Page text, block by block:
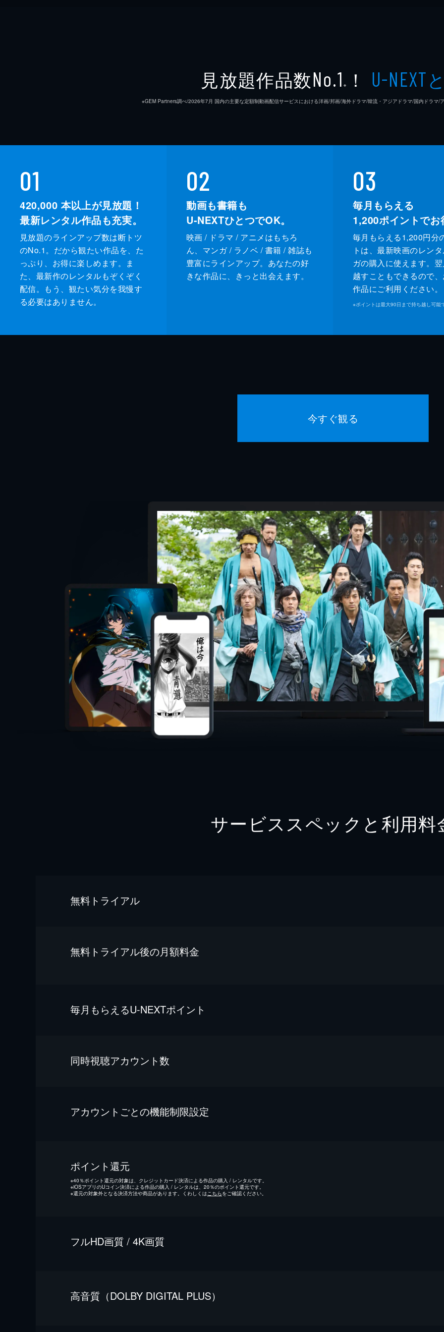
見放題作品数No.1 ※ ！ U-NEXT
※GEM Partners調べ/2026年7⽉ 国内の主要な定額制動画配信サービスにおける洋画/邦画/海外ドラマ/韓流・アジアドラマ/国内ドラマ/
01
420,000 本以上が見放題！
最新レンタル作品も充実。
見放題のラインアップ数は断トツ
のNo.1。だから観たい作品を、た
っぷり、お得に楽しめます。ま
た、最新作のレンタルもぞくぞく
配信。もう、観たい気分を我慢す
る必要はありません。
02
動画も書籍も
U-NEXTひとつでOK。
映画 / ドラマ / アニメはもちろ
ん、マンガ / ラノベ / 書籍 / 雑誌も
豊富にラインアップ。あなたの好
きな作品に、きっと出会えます。
03
毎月もらえる
1,200ポイントでお
毎月もらえる1,200円分
トは、最新映画のレン
ガの購入に使えます。
越すこともできるので
作品にご利用ください。
※ポイントは最大90日まで持ち越し可能
今すぐ観る
サービススペックと利用料
無料トライアル
無料トライアル後の⽉額料金
毎⽉もらえるU-NEXTポイント
同時視聴アカウント数
アカウントごとの機能制限設定
ポイント還元
※40％ポイント還元の対象は、クレジットカード決済による作品の購入 / レンタルです。
※iOSアプリのUコイン決済による作品の購入 / レンタルは、20％のポイント還元です。
※還元の対象外となる決済方法や商品があります。くわしくはこちらをご確認ください。
フルHD画質 / 4K画質
⾼⾳質（DOLBY DIGITAL PLUS）